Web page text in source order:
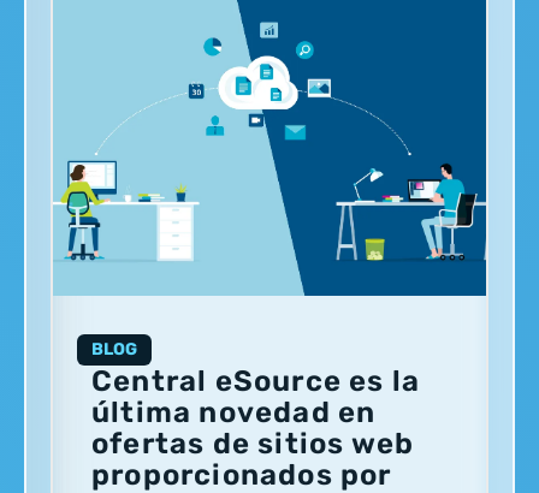
BLOG
Central eSource es la
última novedad en
ofertas de sitios web
proporcionados por